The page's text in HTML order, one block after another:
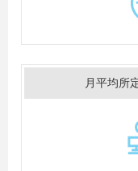
月平均所